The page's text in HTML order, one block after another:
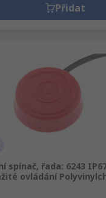
Přidat
spínač, řada: 6243
ovládání